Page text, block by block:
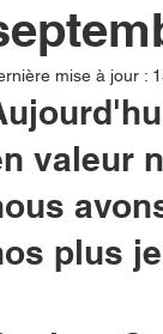
mise à jour :
valeur
plus